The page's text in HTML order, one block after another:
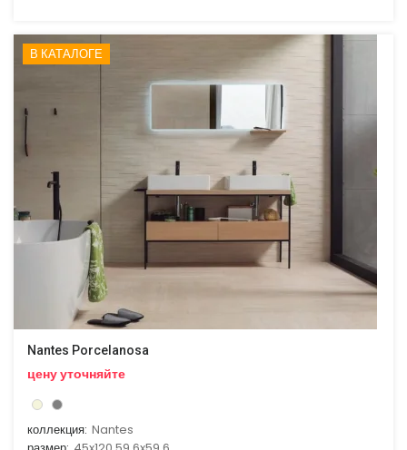
В КАТАЛОГЕ
Nantes Porcelanosa
цену уточняйте
коллекция: Nantes